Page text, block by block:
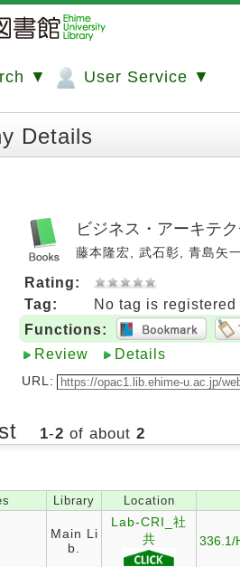
▼ User Service ▼
Details
ビジネス・アーキテ
藤本隆宏, 武石彰, 青島矢
Rating:
Tag:
No tag is registered
Functions:
Review
Details
URL:
1-2 of about 2
Library Location
Main Li
b.
Lab-CRI_社
共
336.1/